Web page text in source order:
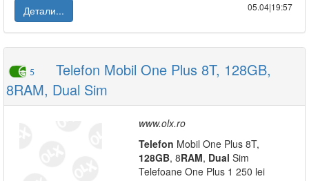
Детали...
05.04|19:57
5
Telefon Mobil One Plus 8T, 128GB,
8RAM, Dual Sim
www.olx.ro
Telefon Mobil One Plus 8T,
128GB, 8RAM, Dual Sim
Telefoane One Plus 1 250 lei